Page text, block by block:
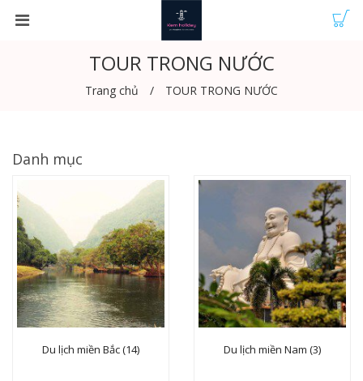
TOUR TRONG NƯỚC
Trang chủ TOUR TRONG NƯỚC
Danh mục
Du lịch miền Bắc (14) Du lịch miền Nam (3)